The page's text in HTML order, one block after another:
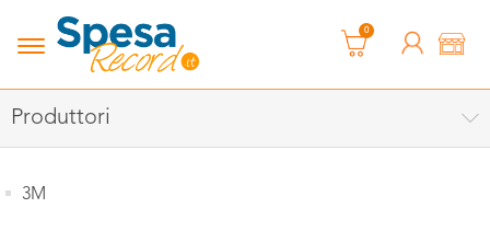
0
Produttori
3M